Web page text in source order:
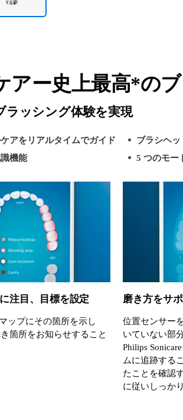
アー史上最高*の
ラッシング体験を実現
アをリアルタイムでガイド
ブラシヘ
機能
5 つのモー
注目、目標を設定
ップにその箇所を示し
箇所をお知らせすること
磨き方をサ
位置センサー
いていない部
Philips
ムに追跡する
たことを確認
に従いしっか